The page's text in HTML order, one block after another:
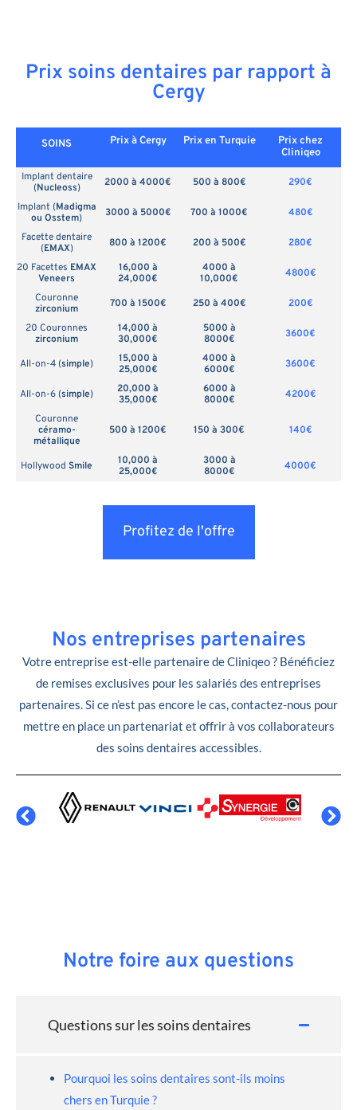
Prix soins dentaires par rapport à
Cergy
SOINS Prix à Cergy Prix en Turquie
Prix chez
Cliniqeo
Implant dentaire
(Nucleoss) 2000 à 4000€ 500 à 800€
290€
Implant (Madigma
ou Osstem) 3000 à 5000€ 700 à 1000€
480€
Facette dentaire
(EMAX) 800 à 1200€ 200 à 500€
280€
20 Facettes EMAX
Veneers
16,000 à
24,000€
4000 à
10,000€
4800€
Couronne
zirconium
700 à 1500€ 250 à 400€
200€
20 Couronnes
zirconium
14,000 à
30,000€
5000 à
8000€
3600€
All-on-4 (simple)
15,000 à
25,000€
4000 à
6000€
3600€
All-on-6 (simple)
20,000 à
35,000€
6000 à
8000€
4200€
Couronne
céramo-
métallique
500 à 1200€ 150 à 300€ 140€
Hollywood Smile
10,000 à
25,000€
3000 à
8000€
4000€
Profitez de l'offre
Nos entreprises partenaires
Votre entreprise est-elle partenaire de Cliniqeo ? Bénéficiez
de remises exclusives pour les salariés des entreprises
partenaires. Si ce n’est pas encore le cas, contactez-nous pour
mettre en place un partenariat et offrir à vos collaborateurs
des soins dentaires accessibles.
Notre foire aux questions
Questions sur les soins dentaires
Pourquoi les soins dentaires sont-ils moins
chers en Turquie ?